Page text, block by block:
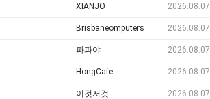
XIANJO 2026.08.07
Brisbaneomputers 2026.08.07
파파야 2026.08.07
HongCafe 2026.08.07
이것저것 2026.08.07